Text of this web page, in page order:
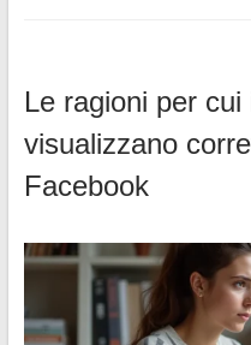
Le ragioni per
visualizzano
Facebook